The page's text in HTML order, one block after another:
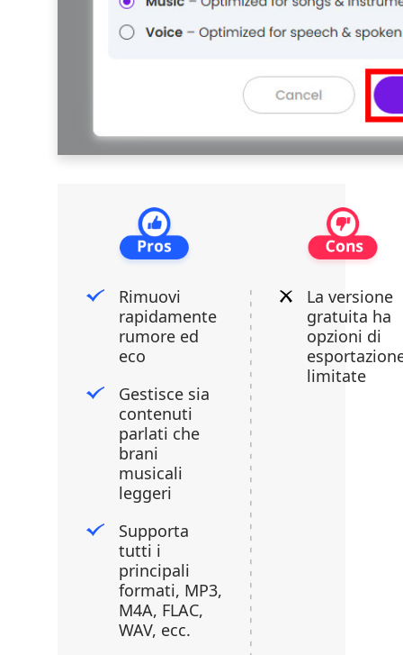
Rimuovi
rapidamente
rumore ed
eco
Gestisce sia
contenuti
parlati che
brani
musicali
leggeri
Supporta
tutti i
principali
formati, MP3,
M4A, FLAC,
WAV, ecc.
La versione
gratuita ha
opzioni di
limitate